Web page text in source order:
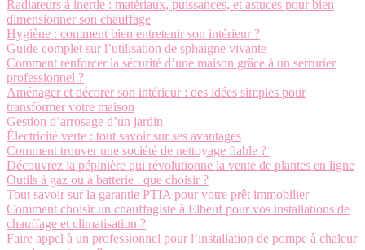
Radiateurs à inertie : matériaux, puissances, et astuces pour bien
dimensionner son chauffage
Hygiène : comment bien entretenir son intérieur ?
Guide complet sur l’utilisation de sphaigne vivante
Comment renforcer la sécurité d’une maison grâce à un serrurier
professionnel ?
Aménager et décorer son intérieur : des idées simples pour
transformer votre maison
Gestion d’arrosage d’un jardin
Électricité verte : tout savoir sur ses avantages
Comment trouver une société de nettoyage fiable ?
Découvrez la pépinière qui révolutionne la vente de plantes en ligne
Outils à gaz ou à batterie : que choisir ?
Tout savoir sur la garantie PTIA pour votre prêt immobilier
Comment choisir un chauffagiste à Elbeuf pour vos installations de
chauffage et climatisation ?
Faire appel à un professionnel pour l’installation de pompe à chaleur